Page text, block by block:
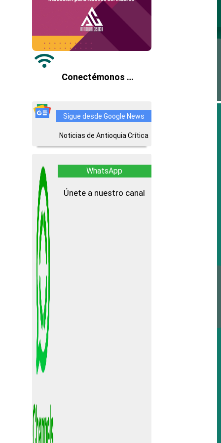

Conectémonos …
Sigue desde Google News
Noticias de Antioquia Crítica
WhatsApp
Únete a nuestro canal